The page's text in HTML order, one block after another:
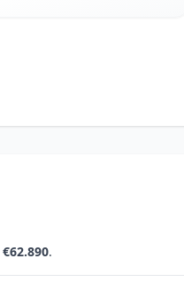
€62.890.